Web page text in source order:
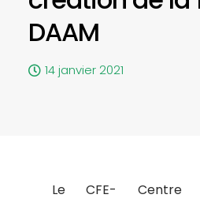
DAAM
14 janvier 2021
Le CFE- Centre